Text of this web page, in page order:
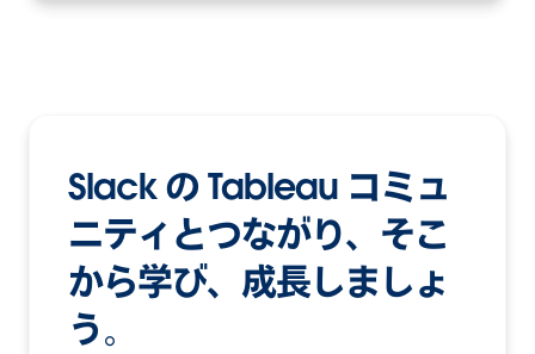
Slack の Tableau コミュ
ニティとつながり、そこ
から学び、成長しましょ
う。